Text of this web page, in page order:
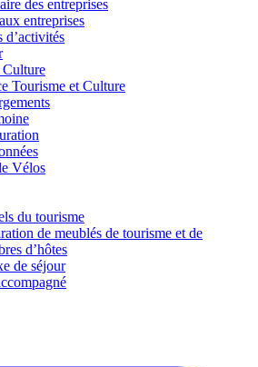
des entreprises
entreprises
d’activités
Tourisme et Culture
Vélos
du tourisme
de meublés de tourisme et de
d’hôtes
de séjour